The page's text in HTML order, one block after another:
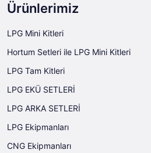
Ürünlerimiz
LPG Mini Kitleri
Hortum Setleri ile LPG Mini Kitleri
LPG Tam Kitleri
LPG EKÜ SETLERİ
LPG ARKA SETLERİ
LPG Ekipmanları
CNG Ekipmanları